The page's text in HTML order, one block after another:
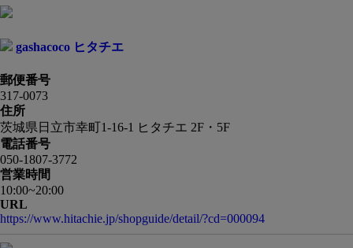
gashacoco ヒタチエ
郵便番号
317-0073
住所
茨城県日立市幸町1-16-1 ヒタチエ 2F・5F
電話番号
050-1807-3772
営業時間
10:00~20:00
URL
https://www.hitachie.jp/shopguide/detail/?cd=000094